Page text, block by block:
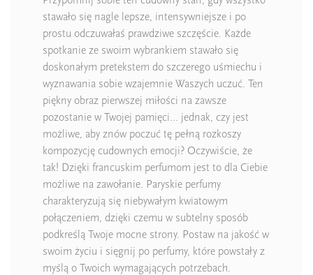
stawało się nagle lepsze, intensywniejsze i po
prostu odczuwałaś prawdziwe szczęście. Każde
spotkanie ze swoim wybrankiem stawało się
doskonałym pretekstem do szczerego uśmiechu i
wyznawania sobie wzajemnie Waszych uczuć. Ten
piękny obraz pierwszej miłości na zawsze
pozostanie w Twojej pamięci… jednak, czy jest
możliwe, aby znów poczuć tę pełną rozkoszy
kompozycję cudownych emocji? Oczywiście, że
tak! Dzięki francuskim perfumom jest to dla Ciebie
możliwe na zawołanie. Paryskie perfumy
charakteryzują się niebywałym kwiatowym
połączeniem, dzięki czemu w subtelny sposób
podkreślą Twoje mocne strony. Postaw na jakość w
swoim życiu i sięgnij po perfumy, które powstały z
myślą o Twoich wymagających potrzebach.